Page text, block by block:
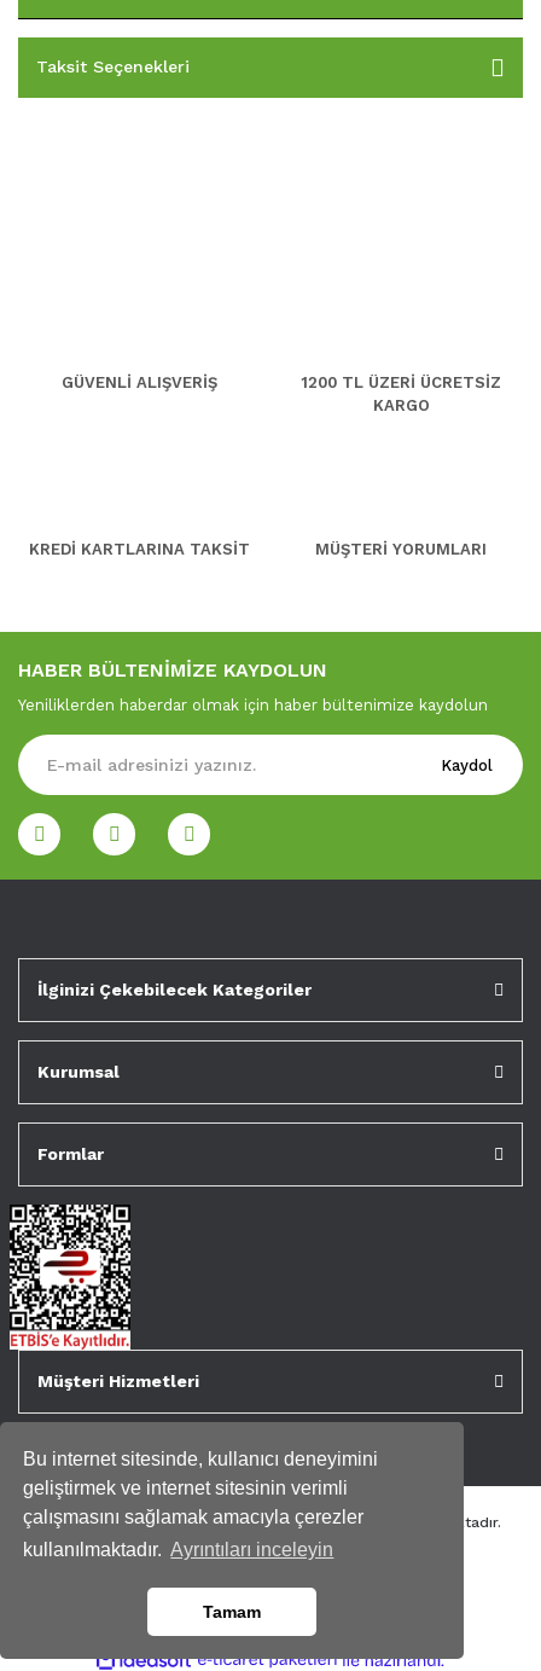
Bu internet sitesinde, kullanıcı deneyimini
geliştirmek ve internet sitesinin verimli
çalışmasını sağlamak amacıyla çerezler
kullanılmaktadır. Ayrıntıları inceleyin
Tamam
Taksit Seçenekleri
GÜVENLİ ALIŞVERİŞ
1200 TL ÜZERİ ÜCRETSİZ
KARGO
KREDİ KARTLARINA TAKSİT MÜŞTERİ YORUMLARI
HABER BÜLTENİMİZE KAYDOLUN
Yeniliklerden haberdar olmak için haber bültenimize kaydolun
Kaydol
İlginizi Çekebilecek Kategoriler
Kurumsal
Formlar
Müşteri Hizmetleri
Tüm kredi kartı bilgileriniz 256bit SSL Sertifikası ile korunmaktadır.
Genispencere.com Tüm Hakları Saklıdır.
ideasoft e- ile